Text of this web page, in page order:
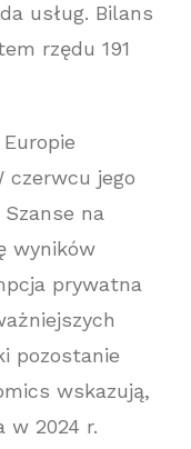
usług. Bilans
rzędu 191
czerwcu jego
na
wyników
prywatna
pozostanie
wskazują,
w 2024 r.